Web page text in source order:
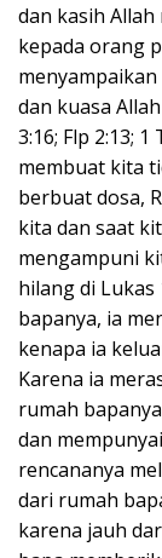
dan kasih
kepada orang
dan kuasa
3:16; Flp 2:13;
membuat kita
berbuat dosa,
kita dan saat
mengampuni
hilang di Lukas
bapanya, ia
kenapa ia
Karena ia
rumah
dan
rencananya
dari rumah
karena jauh